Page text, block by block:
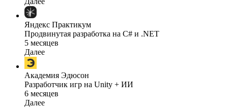
Яндекс Практикум
Продвинутая разработка на C# и .NET
5 месяцев
Далее
Академия Эдюсон
Разработчик игр на Unity + ИИ
6 месяцев
Далее